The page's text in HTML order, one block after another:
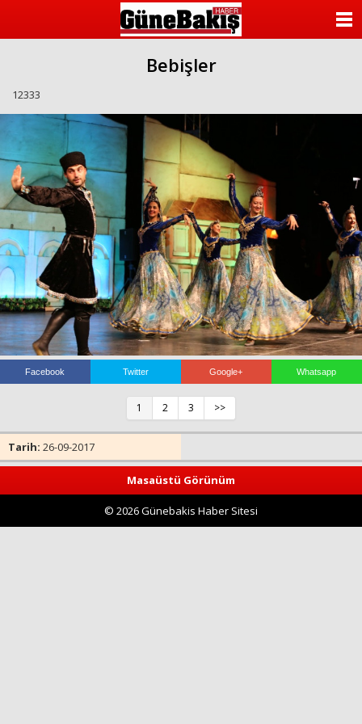
Bebişler
12333
Facebook Twitter Google+ Whatsapp
1 2 3 >>
Tarih: 26-09-2017
Masaüstü Görünüm
© 2026 Günebakis Haber Sitesi
ANKETLER
FOTO GALERİ
VİDEO GALERİ
KÜNYE
İLETİŞİM